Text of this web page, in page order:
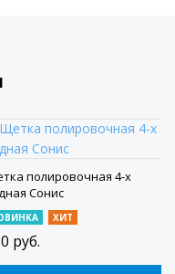
полировочная 4-х
Сонис
ХИТ
руб.